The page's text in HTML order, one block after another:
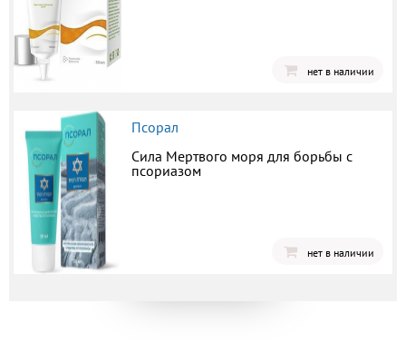
нет в наличии
Псорал
Сила Мертвого моря для борьбы с
псориазом
нет в наличии